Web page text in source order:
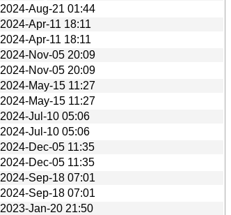
2024-Aug-21 01:44
2024-Apr-11 18:11
2024-Apr-11 18:11
2024-Nov-05 20:09
2024-Nov-05 20:09
2024-May-15 11:27
2024-May-15 11:27
2024-Jul-10 05:06
2024-Jul-10 05:06
2024-Dec-05 11:35
2024-Dec-05 11:35
2024-Sep-18 07:01
2024-Sep-18 07:01
2023-Jan-20 21:50